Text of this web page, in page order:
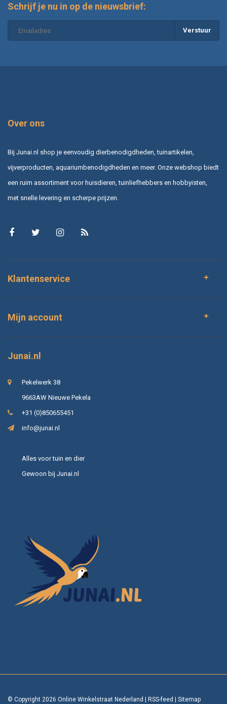
Schrijf je nu in op de nieuwsbrief:
Verstuur
Over ons
Bij Junai.nl shop je eenvoudig dierbenodigdheden, tuinartikelen,
vijverproducten, aquariumbenodigdheden en meer. Onze webshop biedt
een ruim assortiment voor huisdieren, tuinliefhebbers en hobbyisten,
met snelle levering en scherpe prijzen.
Klantenservice
Mijn account
Junai.nl
Pekelwerk 38
9663AW Nieuwe Pekela
+31 (0)850655451
info@junai.nl
Alles voor tuin en dier
Gewoon bij Junai.nl
© Copyright 2026 Online Winkelstraat Nederland RSS-feed Sitemap